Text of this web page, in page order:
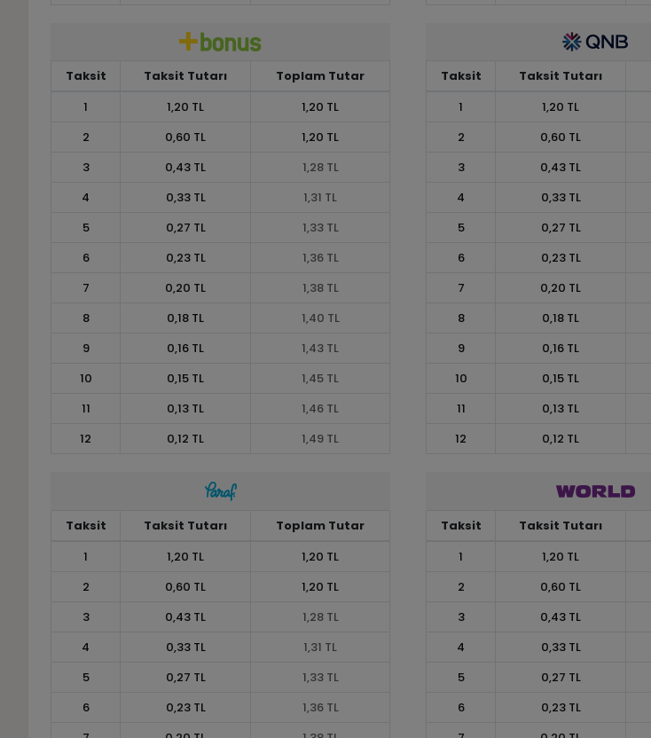
Taksit Taksit Tutarı
Toplam Tutar
1
1,20 TL
1,20 TL
2
0,60 TL
1,20 TL
3
0,43 TL
1,28 TL
4
0,33 TL
1,31 TL
5
0,27 TL
1,33 TL
6
0,23 TL
1,36 TL
7
0,20 TL
1,38 TL
8
0,18 TL
1,40 TL
9
0,16 TL
1,43 TL
10
0,15 TL
1,45 TL
11
0,13 TL
1,46 TL
12
0,12 TL 1,49 TL
Taksit Taksit Tutarı
1
1,20 TL
2
0,60 TL
3
0,43 TL
4
0,33 TL
5
0,27 TL
6
0,23 TL
7
0,20 TL
8
0,18 TL
9
0,16 TL
10
0,15 TL
11
0,13 TL
12
0,12 TL
Taksit Taksit Tutarı
Toplam Tutar
1
1,20 TL
1,20 TL
2
0,60 TL
1,20 TL
3
0,43 TL
1,28 TL
4
0,33 TL
1,31 TL
5
0,27 TL
1,33 TL
6
0,23 TL
1,36 TL
Taksit Taksit Tutarı
1
1,20 TL
2
0,60 TL
3
0,43 TL
4
0,33 TL
5
0,27 TL
6
0,23 TL